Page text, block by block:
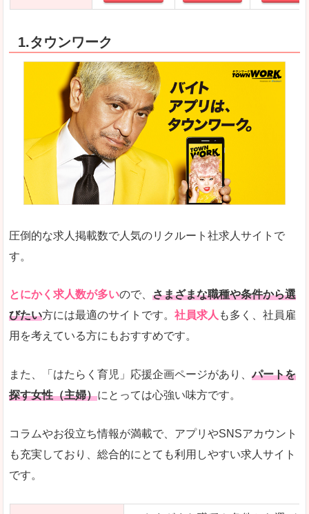
1.タウンワーク
圧倒的な求人掲載数で人気のリクルート社求人サイトで
す。
とにかく求人数が多いので、 さまざまな職種や条件から選
びたい方には最適のサイトです。 社員求人 も多く、社員雇
用を考えている方にもおすすめです。
また、「はたらく育児」応援企画ページがあり、パートを
探す女性（主婦）にとっては心強い味方です。
コラムやお役立ち情報が満載で、アプリやSNSアカウント
も充実しており、総合的にとても利用しやすい求人サイト
です。